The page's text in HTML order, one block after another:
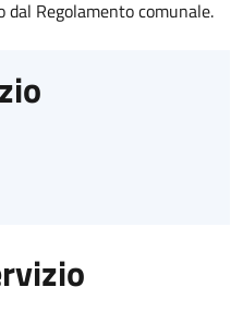
Regolamento comunale.